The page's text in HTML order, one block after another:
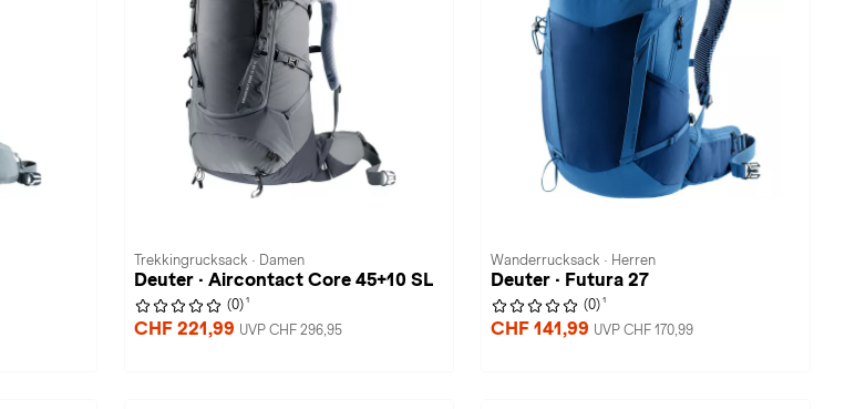
Trekkingrucksack · Damen
Deuter · Aircontact Core 45+10 SL
(0) 1
CHF 221,99 UVP CHF 296,95
Wanderrucksack · Herren
Deuter · Futura 27
(0) 1
CHF 141,99 UVP CHF 170,99